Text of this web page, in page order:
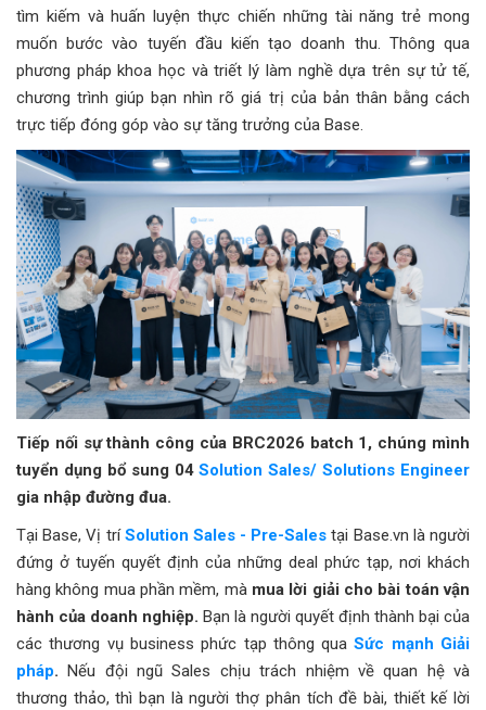
tìm kiếm và huấn luyện thực chiến những tài năng trẻ mong
muốn bước vào tuyến đầu kiến tạo doanh thu. Thông qua
phương pháp khoa học và triết lý làm nghề dựa trên sự tử tế,
chương trình giúp bạn nhìn rõ giá trị của bản thân bằng cách
trực tiếp đóng góp vào sự tăng trưởng của Base.
Tiếp nối sự thành công của BRC2026 batch 1, chúng mình
tuyển dụng bổ sung 04Solution Sales/ Solutions Engineer
gia nhập đường đua.
Tại Base,Vị tríSolution Sales - Pre-Salestại Base.vn là người
đứng ở tuyến quyết định của những deal phức tạp, nơi khách
hàng không mua phần mềm, màmua lời giải cho bài toán vận
hành của doanh nghiệp. Bạn là người quyết định thành bại của
các thương vụ business phức tạp thông quaSức mạnh Giải
pháp. Nếu đội ngũ Sales chịu trách nhiệm về quan hệ và
thương thảo, thì bạn là người thợ phân tích đề bài, thiết kế lời